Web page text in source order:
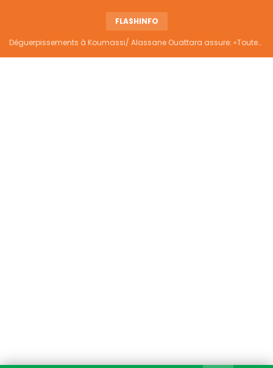
FLASHINFO
Déguerpissements à Koumassi/ Alassane Ouattara assure: «Toutes les responsabilités seront établies et elles donneront lieu aux sanctions prévues par la loi»